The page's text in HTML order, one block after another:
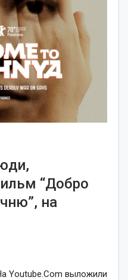
“Добро
на
Youtube.Com выложили